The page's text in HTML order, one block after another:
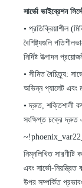
সার্ভো ভাইব্রেশন
• প্রতিক্রিয়াশীল
বৈশিষ্ট্যগুলি
নির্দিষ্ট উত্পাদন
• সীমিত বৈচিত্র্য:
অভিন্ন প্যালেট এবং
•দ্রুত, শক্তিশালী
সংক্ষিপ্ত চক্রে দ্রুত
নিম্নলিখিত
এবং সার্ভো-নিয়ন্ত্রিত
উপর সম্পর্কিত